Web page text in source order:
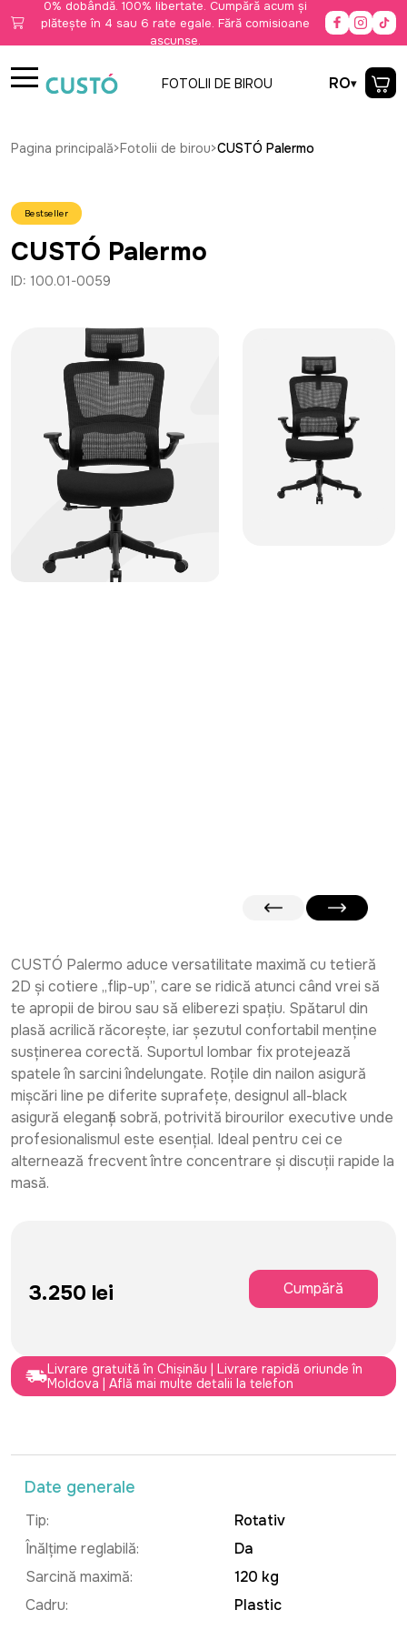
0% dobândă. 100% libertate. Cumpără acum și
plătește în 4 sau 6 rate egale. Fără comisioane
ascunse.
FOTOLII DE BIROU RO
Pagina principală>Fotolii de birou>CUSTÓ Palermo
Bestseller
CUSTÓ Palermo
ID: 100.01-0059
CUSTÓ Palermo aduce versatilitate maximă cu tetieră
2D și cotiere „flip-up”, care se ridică atunci când vrei să
te apropii de birou sau să eliberezi spațiu. Spătarul din
plasă acrilică răcorește, iar șezutul confortabil menține
susținerea corectă. Suportul lombar fix protejează
spatele în sarcini îndelungate. Roțile din nailon asigură
mișcări line pe diferite suprafețe, designul all-black
asigură eleganță sobră, potrivită birourilor executive unde
profesionalismul este esențial. Ideal pentru cei ce
alternează frecvent între concentrare și discuții rapide la
masă.
3.250 lei Cumpără
Livrare gratuită în Chișinău | Livrare rapidă oriunde în
Moldova | Află mai multe detalii la telefon
Date generale
Tip:
Rotativ
Înălțime reglabilă:
Da
Sarcină maximă:
120 kg
Cadru:
Plastic